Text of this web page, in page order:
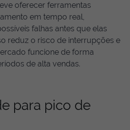
oferecer ferramentas
em tempo real,
falhas antes que elas
reduz o risco de interrupções e
funcione de forma
de alta vendas.
para pico de